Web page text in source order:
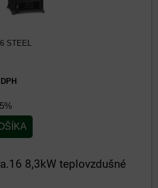
STEEL
8,3kW teplovzdušné